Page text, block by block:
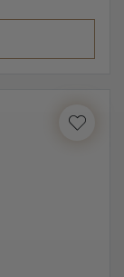
cunoscut.
Glera și alte
Pinot